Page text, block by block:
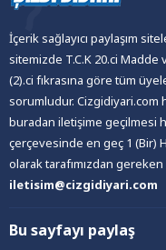
İçerik sağlayıcı paylaşım
sitemizde T.C.K 20.ci Madde
(2).ci fıkrasına göre tüm
sorumludur. Cizgidiyari.com
buradan iletişime geçilmesi
çerçevesinde en geç 1 (Bir)
olarak tarafımızdan gereken
iletisim@cizgidiyari.com
Bu sayfayı paylaş